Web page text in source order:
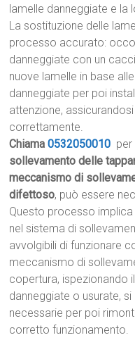
lamelle danneggiate e
La sostituzione delle
processo accurato:
danneggiate con un
nuove lamelle in base
danneggiate per poi
attenzione,
correttamente.
Chiama0532050010
sollevamento delle
meccanismo di
difettoso, può essere
Questo processo
nel sistema di
avvolgibili di funzionare
meccanismo di
copertura, ispezionando
danneggiate o usurate,
necessarie per poi
corretto funzionamento.